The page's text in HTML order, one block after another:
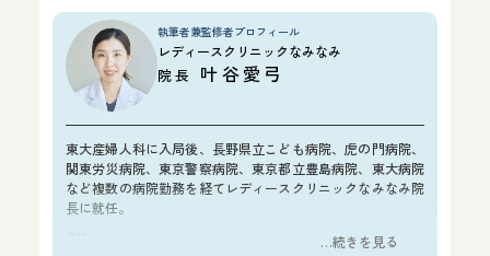
執筆者兼監修者プロフィール
レディースクリニックなみなみ
院長 叶谷愛弓
東大産婦人科に入局後、長野県立こども病院、虎の門病院、
関東労災病院、東京警察病院、東京都立豊島病院、東大病院
など複数の病院勤務を経てレディースクリニックなみなみ院
長に就任。
…続きを見る